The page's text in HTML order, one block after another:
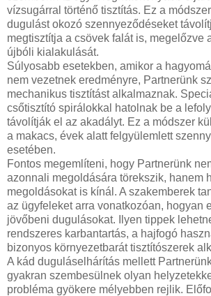
vízsugárral történő tisztítás. Ez a
dugulást okozó szennyeződéseket
megtisztítja a csövek falát is, megelőzve
újbóli kialakulását.
Súlyosabb esetekben, amikor a
nem vezetnek eredményre, Partnerünk
mechanikus tisztítást alkalmaznak.
csőtisztító spirálokkal hatolnak be a
távolítják el az akadályt. Ez a módszer
a makacs, évek alatt felgyülemlett
esetében.
Fontos megemlíteni, hogy Partnerünk
azonnali megoldására törekszik, hanem
megoldásokat is kínál. A szakemberek
az ügyfeleket arra vonatkozóan, hogyan
jövőbeni dugulásokat. Ilyen tippek
rendszeres karbantartás, a hajfogó
bizonyos környezetbarát tisztítószerek
A kád duguláselhárítás mellett
gyakran szembesülnek olyan
probléma gyökere mélyebben rejlik.